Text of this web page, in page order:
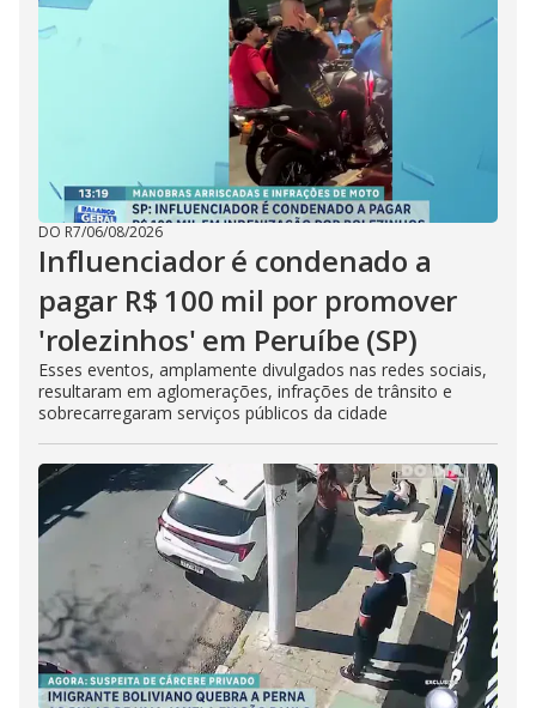
DO R7/06/08/2026
Influenciador é condenado a
pagar R$ 100 mil por promover
'rolezinhos' em Peruíbe (SP)
Esses eventos, amplamente divulgados nas redes sociais,
resultaram em aglomerações, infrações de trânsito e
sobrecarregaram serviços públicos da cidade